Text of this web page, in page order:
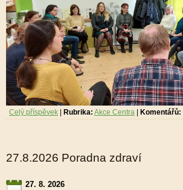
Celý příspěvek Rubrika: Akce Centra Komentářů:
27.8.2026 Poradna zdraví
27. 8. 2026